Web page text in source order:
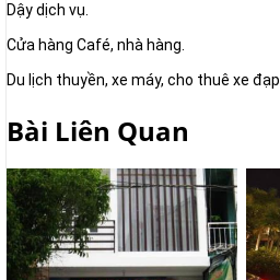
Dậy dịch vụ.
Cửa hàng Café, nhà hàng.
Du lịch thuyền, xe máy, cho thuê xe đạp .
Bài Liên Quan